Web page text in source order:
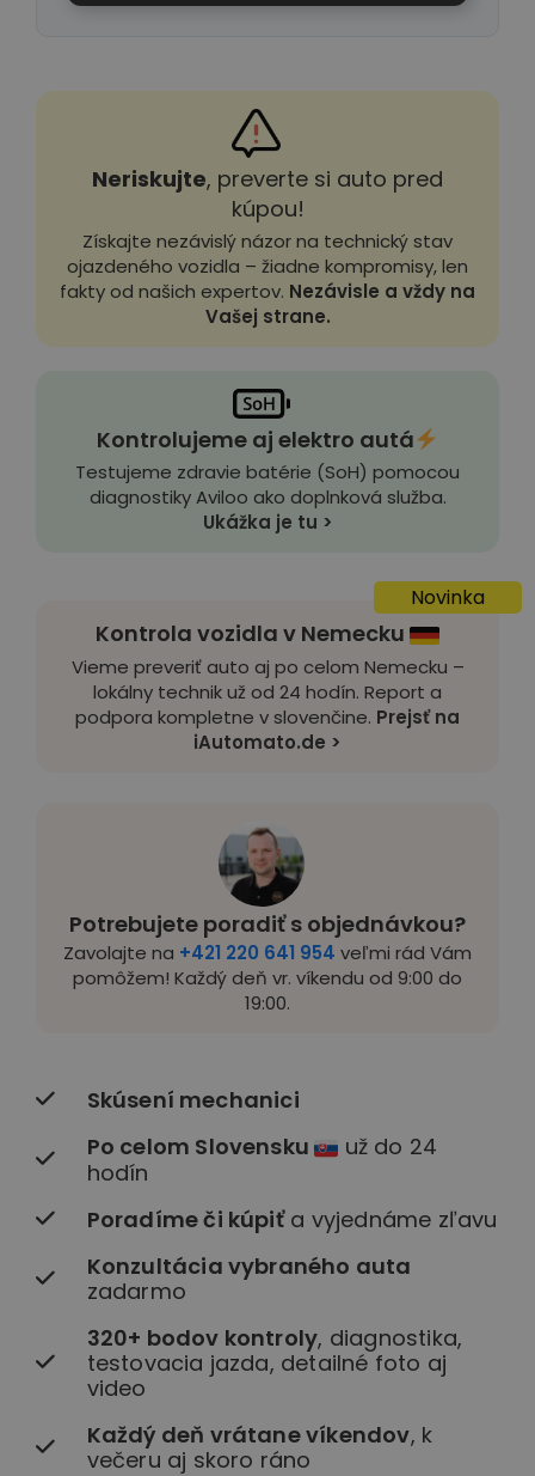
Potrebujete poradiť s objednávkou?
Zavolajte na +421 220 641 954 veľmi rád Vám
pomôžem! Každý deň vr. víkendu od 9:00 do
19:00.
Skúsení mechanici
Po celom Slovensku
už do 24
hodín
Poradíme či kúpiťa vyjednáme zľavu
Konzultácia vybraného auta
zadarmo
320+ bodov kontroly, diagnostika,
testovacia jazda, detailné foto aj
video
Každý deň vrátane víkendov, k
večeru aj skoro ráno
Neriskujte, preverte si auto pred
kúpou!
Získajte nezávislý názor na technický stav
ojazdeného vozidla – žiadne kompromisy, len
fakty od našich expertov. Nezávisle a vždy na
Vašej strane.
Kontrolujeme aj elektro autá
Testujeme zdravie batérie (SoH) pomocou
diagnostiky Aviloo ako doplnková služba.
Ukážka je tu >
Novinka
Kontrola vozidla v Nemecku
Vieme preveriť auto aj po celom Nemecku –
lokálny technik už od 24 hodín. Report a
podpora kompletne v slovenčine. Prejsť na
iAutomato.de >